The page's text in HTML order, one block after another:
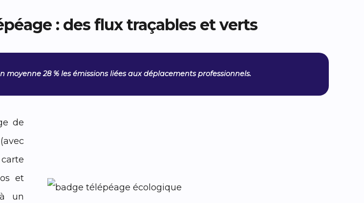
: des flux traçables et verts
28 % les émissions liées aux déplacements professionnels.
de
et
un